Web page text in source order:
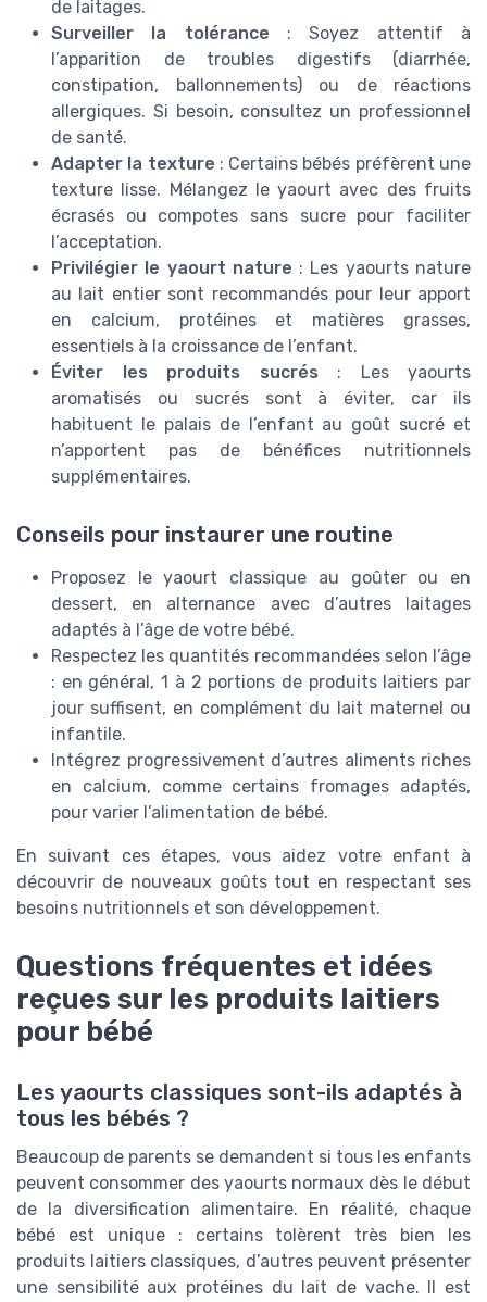
de laitages.
Surveiller la tolérance : Soyez attentif à
l’apparition de troubles digestifs (diarrhée,
constipation, ballonnements) ou de réactions
allergiques. Si besoin, consultez un professionnel
de santé.
Adapter la texture : Certains bébés préfèrent une
texture lisse. Mélangez le yaourt avec des fruits
écrasés ou compotes sans sucre pour faciliter
l’acceptation.
Privilégier le yaourt nature : Les yaourts nature
au lait entier sont recommandés pour leur apport
en calcium, protéines et matières grasses,
essentiels à la croissance de l’enfant.
Éviter les produits sucrés : Les yaourts
aromatisés ou sucrés sont à éviter, car ils
habituent le palais de l’enfant au goût sucré et
n’apportent pas de bénéfices nutritionnels
supplémentaires.
Conseils pour instaurer une routine
Proposez le yaourt classique au goûter ou en
dessert, en alternance avec d’autres laitages
adaptés à l’âge de votre bébé.
Respectez les quantités recommandées selon l’âge
: en général, 1 à 2 portions de produits laitiers par
jour suffisent, en complément du lait maternel ou
infantile.
Intégrez progressivement d’autres aliments riches
en calcium, comme certains fromages adaptés,
pour varier l’alimentation de bébé.
En suivant ces étapes, vous aidez votre enfant à
découvrir de nouveaux goûts tout en respectant ses
besoins nutritionnels et son développement.
Questions fréquentes et idées
reçues sur les produits laitiers
pour bébé
Les yaourts classiques sont-ils adaptés à
tous les bébés ?
Beaucoup de parents se demandent si tous les enfants
peuvent consommer des yaourts normaux dès le début
de la diversification alimentaire. En réalité, chaque
bébé est unique : certains tolèrent très bien les
produits laitiers classiques, d’autres peuvent présenter
une sensibilité aux protéines du lait de vache. Il est